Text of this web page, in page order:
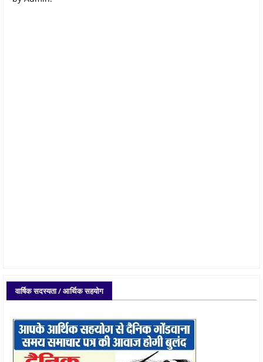
वार्षिक सदस्यता / आर्थिक सहयोग